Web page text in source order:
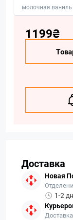
молочная ваниль
1199₴
Доставка
Новая
1-2